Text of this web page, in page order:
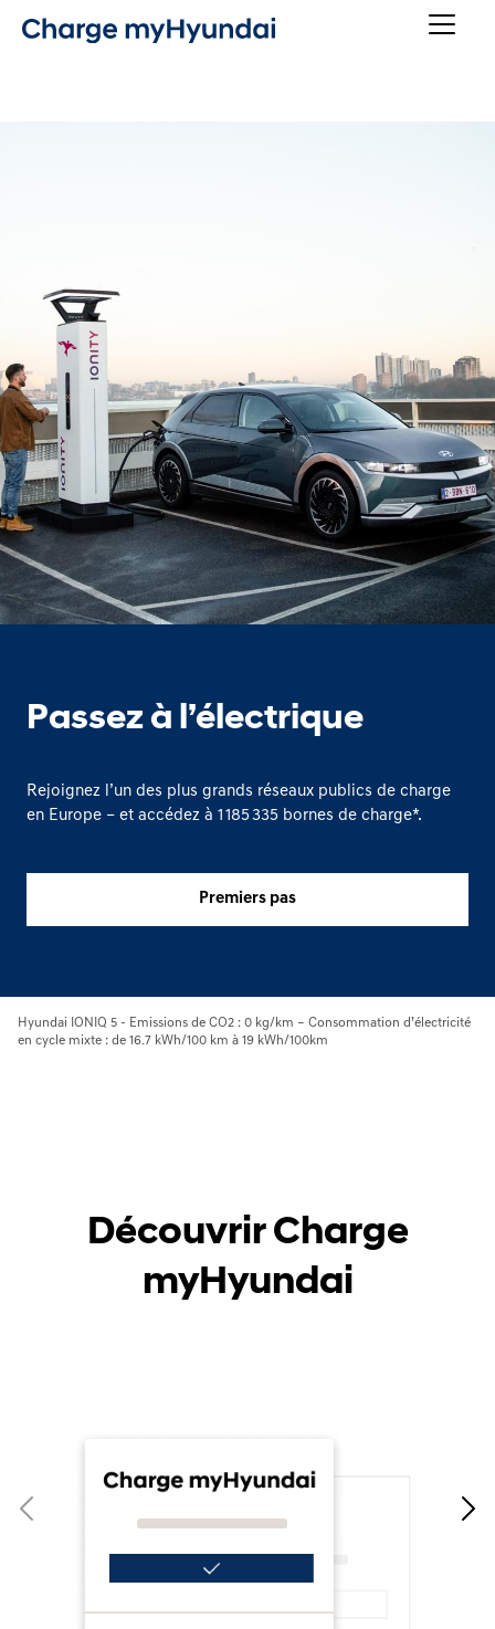
Passez à l’électrique
Rejoignez l’un des plus grands réseaux publics de charge
en Europe – et accédez à 1 185 335 bornes de charge*.
Premiers pas
Hyundai IONIQ 5 - Emissions de CO2 : 0 kg/km – Consommation d’électricité
en cycle mixte : de 16.7 kWh/100 km à 19 kWh/100km
Découvrir Charge
myHyundai